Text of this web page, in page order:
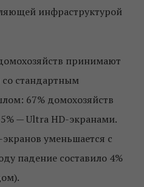
инфраструктурой
принимают
со стандартным
67% домохозяйств
— Ultra HD-экранами.
уменьшается с
падение составило 4%